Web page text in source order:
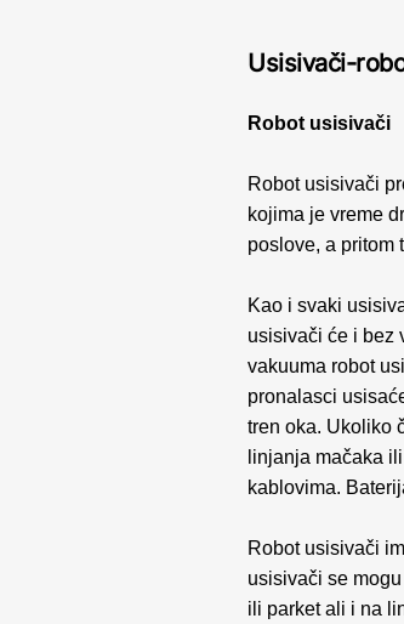
Usisivači-
Robot usisivači
Robot usisivači
kojima je vreme
poslove, a pritom
Kao i svaki
usisivači će i bez
vakuuma robot
pronalasci
tren oka. Ukoliko
linjanja mačaka
kablovima.
Robot usisivači
usisivači se
ili parket ali i na